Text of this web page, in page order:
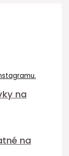
na
na